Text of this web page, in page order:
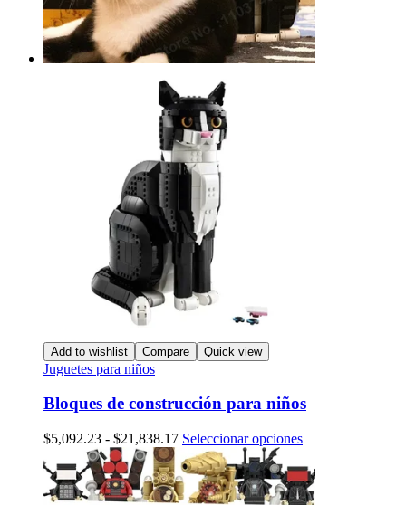
Add to wishlist Compare Quick view
Juguetes para niños
Bloques de construcción para niños
$5,092.23 - $21,838.17Rango
de
precios:
desde
Seleccionar opcionesEste
tiene
múltiples